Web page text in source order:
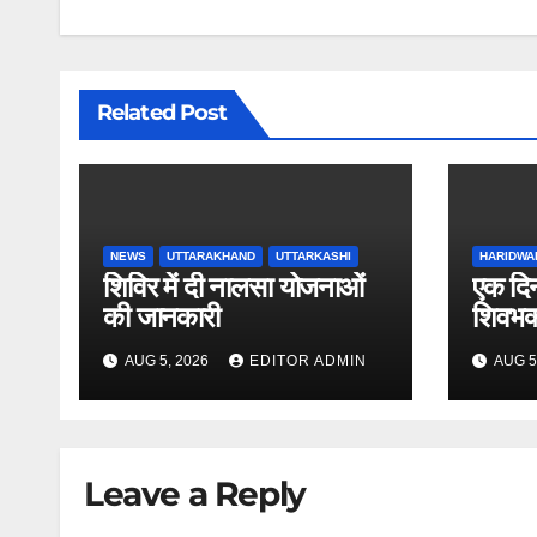
Related Post
NEWS UTTARAKHAND UTTARKASHI
शिविर में दी नालसा योजनाओं
की जानकारी
AUG 5, 2026 EDITOR ADMIN
एक
AUG
Leave a Reply